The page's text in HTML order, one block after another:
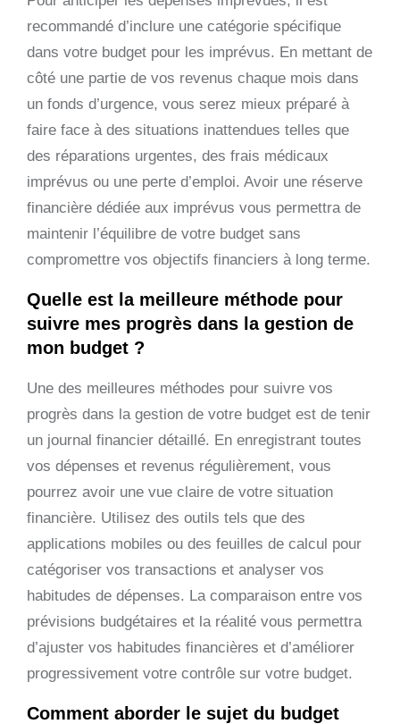
recommandé d’inclure une catégorie spécifique
dans votre budget pour les imprévus. En mettant de
côté une partie de vos revenus chaque mois dans
un fonds d’urgence, vous serez mieux préparé à
faire face à des situations inattendues telles que
des réparations urgentes, des frais médicaux
imprévus ou une perte d’emploi. Avoir une réserve
financière dédiée aux imprévus vous permettra de
maintenir l’équilibre de votre budget sans
compromettre vos objectifs financiers à long terme.
Quelle est la meilleure méthode pour
suivre mes progrès dans la gestion de
mon budget ?
Une des meilleures méthodes pour suivre vos
progrès dans la gestion de votre budget est de tenir
un journal financier détaillé. En enregistrant toutes
vos dépenses et revenus régulièrement, vous
pourrez avoir une vue claire de votre situation
financière. Utilisez des outils tels que des
applications mobiles ou des feuilles de calcul pour
catégoriser vos transactions et analyser vos
habitudes de dépenses. La comparaison entre vos
prévisions budgétaires et la réalité vous permettra
d’ajuster vos habitudes financières et d’améliorer
progressivement votre contrôle sur votre budget.
Comment aborder le sujet du budget